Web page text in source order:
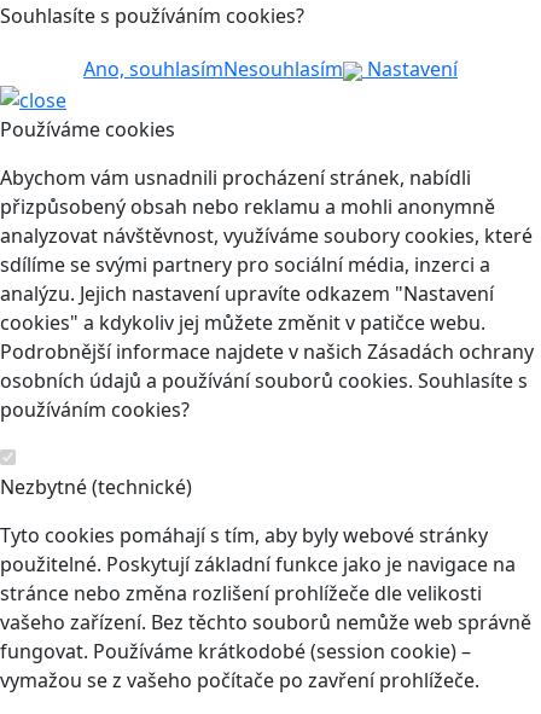
Souhlasíte s používáním cookies?
Ano, souhlasímNesouhlasím Nastavení
Používáme cookies
Abychom vám usnadnili procházení stránek, nabídli
přizpůsobený obsah nebo reklamu a mohli anonymně
analyzovat návštěvnost, využíváme soubory cookies, které
sdílíme se svými partnery pro sociální média, inzerci a
analýzu. Jejich nastavení upravíte odkazem "Nastavení
cookies" a kdykoliv jej můžete změnit v patičce webu.
Podrobnější informace najdete v našich Zásadách ochrany
osobních údajů a používání souborů cookies. Souhlasíte s
používáním cookies?
Nezbytné (technické)
Tyto cookies pomáhají s tím, aby byly webové stránky
použitelné. Poskytují základní funkce jako je navigace na
stránce nebo změna rozlišení prohlížeče dle velikosti
vašeho zařízení. Bez těchto souborů nemůže web správně
fungovat. Používáme krátkodobé (session cookie) –
vymažou se z vašeho počítače po zavření prohlížeče.